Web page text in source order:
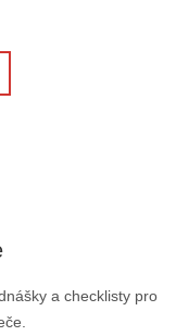
a checklisty pro